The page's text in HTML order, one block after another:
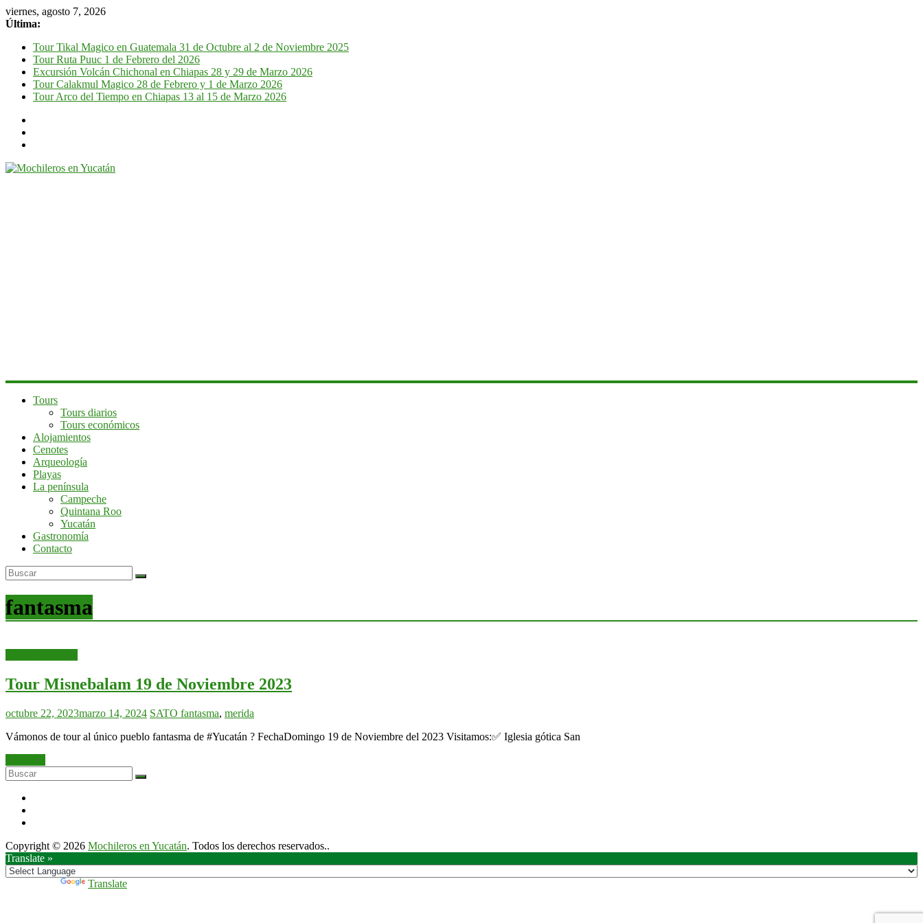
viernes, agosto 7, 2026
Última:
Tour Tikal Magico en Guatemala 31 de Octubre al 2 de Noviembre 2025
Tour Ruta Puuc 1 de Febrero del 2026
Excursión Volcán Chichonal en Chiapas 28 y 29 de Marzo 2026
Tour Calakmul Magico 28 de Febrero y 1 de Marzo 2026
Tour Arco del Tiempo en Chiapas 13 al 15 de Marzo 2026
Tours
Tours diarios
Tours económicos
Alojamientos
Cenotes
Arqueología
Playas
La península
Campeche
Quintana Roo
Yucatán
Gastronomía
Contacto
fantasma
Tour Misnebalam 19 de Noviembre 2023
octubre 22, 2023marzo 14, 2024 SATO fantasma, merida
Vámonos de tour al único pueblo fantasma de #Yucatán ? FechaDomingo 19 de Noviembre del 2023 Visitamos:✅ Iglesia gótica San
Copyright © 2026 Mochileros en Yucatán. Todos los derechos reservados..
Translate »
Translate